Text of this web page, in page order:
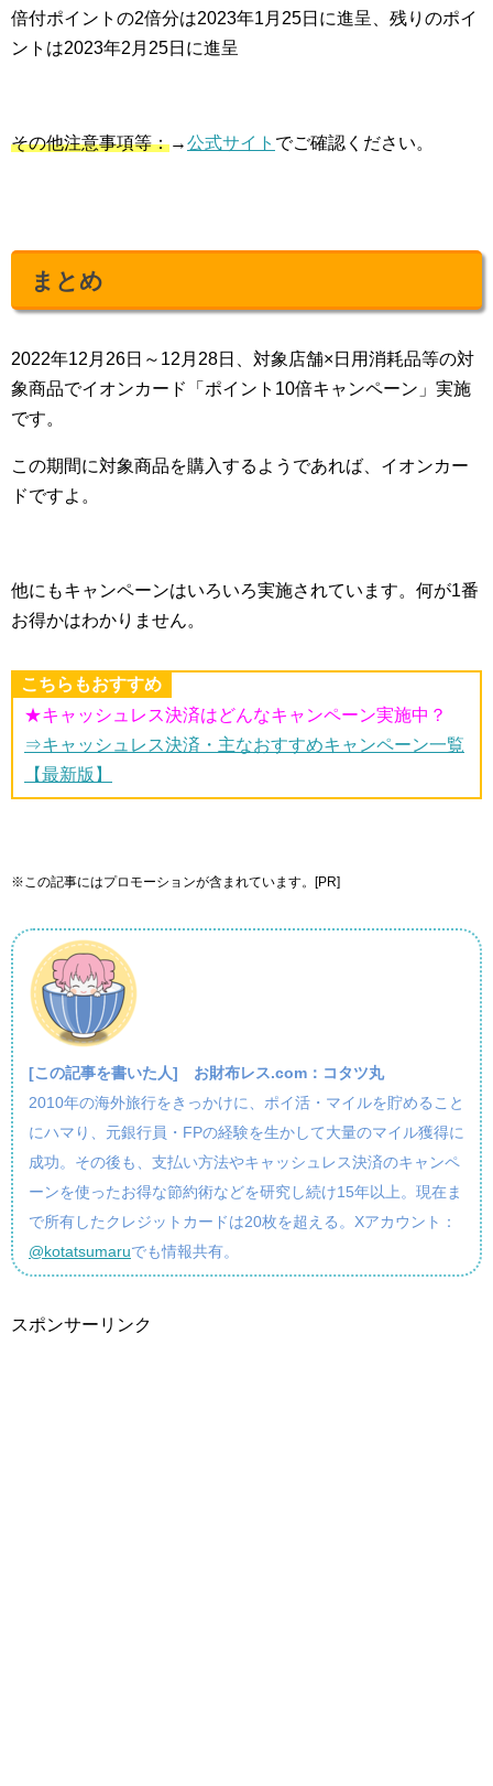
倍付ポイントの2倍分は2023年1月25日に進呈、残りのポイ
ントは2023年2月25日に進呈
その他注意事項等：→公式サイト でご確認ください。
まとめ
2022年12月26日～12月28日、対象店舗×日用消耗品等の対
象商品でイオンカード「ポイント10倍キャンペーン」実施
です。
この期間に対象商品を購入するようであれば、イオンカー
ドですよ。
他にもキャンペーンはいろいろ実施されています。何が1番
お得かはわかりません。
こちらもおすすめ
★キャッシュレス決済はどんなキャンペーン実施中？
⇒キャッシュレス決済・主なおすすめキャンペーン一覧
【最新版】
※この記事にはプロモーションが含まれています。[PR]
[この記事を書いた人] お財布レス.com：コタツ丸
2010年の海外旅行をきっかけに、ポイ活・マイルを貯めること
にハマり、元銀行員・FPの経験を生かして大量のマイル獲得に
成功。その後も、支払い方法やキャッシュレス決済のキャンペ
ーンを使ったお得な節約術などを研究し続け15年以上。現在ま
で所有したクレジットカードは20枚を超える。Xアカウント：
@kotatsumaruでも情報共有。
スポンサーリンク